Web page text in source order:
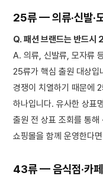
25류 — 의류·신발·
Q. 패션 브랜드는 반드시
A. 의류, 신발류, 모자류
25류가 핵심 출원 대상입
경쟁이 치열하기 때문에
하나입니다. 유사한 상표
출원 전 상표 조회를 통
쇼핑몰을 함께 운영한다
43류 — 음식점·카페